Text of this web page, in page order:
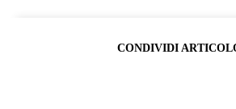
CONDIVIDI